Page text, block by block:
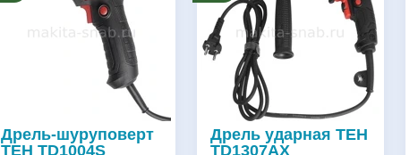
Дрель-шуруповерт
TEH TD1004S
Дрель ударная TEH
TD1307AX